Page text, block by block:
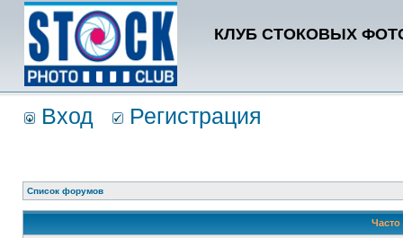
КЛУБ СТОКОВЫХ
Вход Регистрация
Список форумов